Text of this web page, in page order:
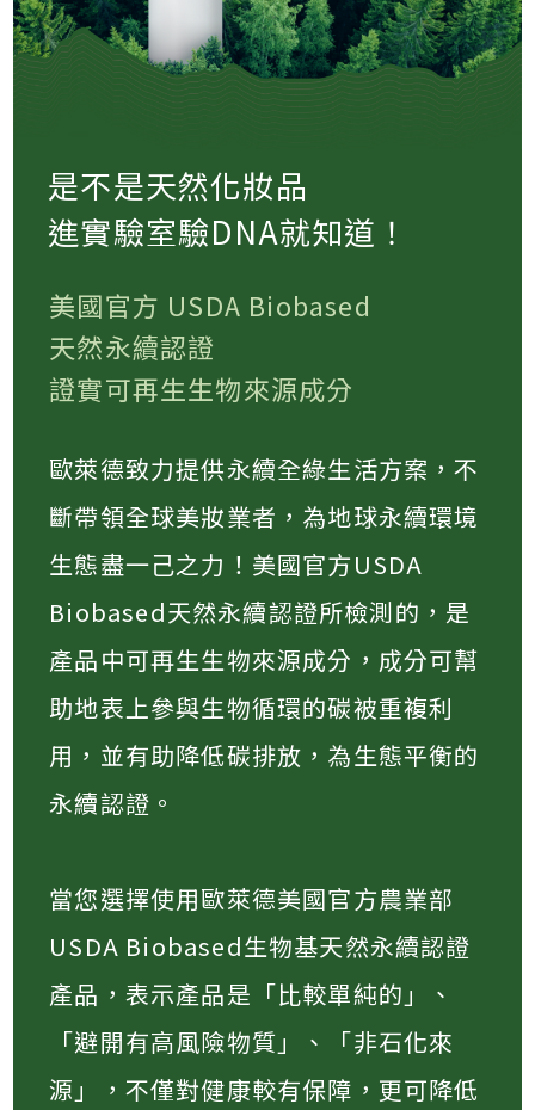
是不是天然化妝品
進實驗室驗DNA就知道！
美國官方 USDA Biobased
天然永續認證
證實可再生生物來源成分
歐萊德致力提供永續全綠生活方案，不
斷帶領全球美妝業者，為地球永續環境
生態盡一己之力！美國官方USDA
Biobased天然永續認證所檢測的，是
產品中可再生生物來源成分，成分可幫
助地表上參與生物循環的碳被重複利
用，並有助降低碳排放，為生態平衡的
永續認證。
當您選擇使用歐萊德美國官方農業部
USDA Biobased生物基天然永續認證
產品，表示產品是「比較單純的」、
「避開有高風險物質」、「非石化來
源」，不僅對健康較有保障，更可降低